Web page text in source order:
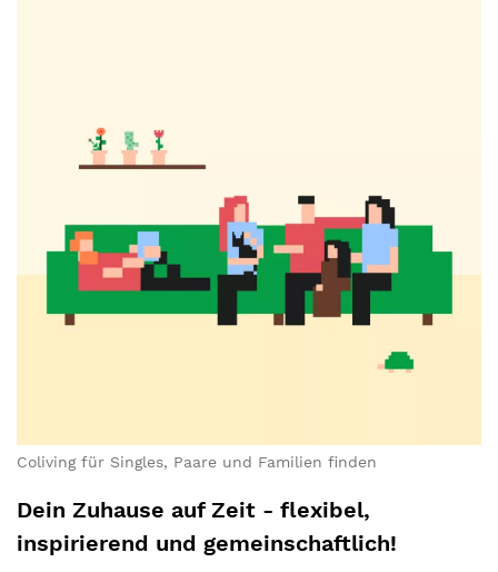
Coliving für Singles, Paare und Familien finden
Dein Zuhause auf Zeit - flexibel,
inspirierend und gemeinschaftlich!